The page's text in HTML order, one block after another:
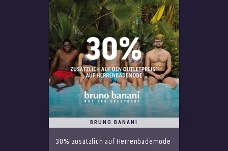
BRUNO BANANI
30% zusätzlich auf Herrenbademode